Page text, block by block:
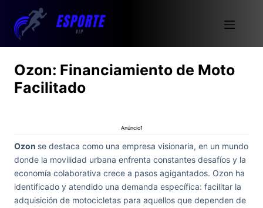
Ozon: Financiamiento de Moto
Facilitado
Anúncio1
Ozon se destaca como una empresa visionaria, en un mundo
donde la movilidad urbana enfrenta constantes desafíos y la
economía colaborativa crece a pasos agigantados. Ozon ha
identificado y atendido una demanda específica: facilitar la
adquisición de motocicletas para aquellos que dependen de